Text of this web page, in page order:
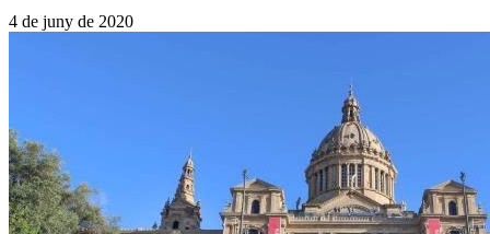
4 de juny de 2020